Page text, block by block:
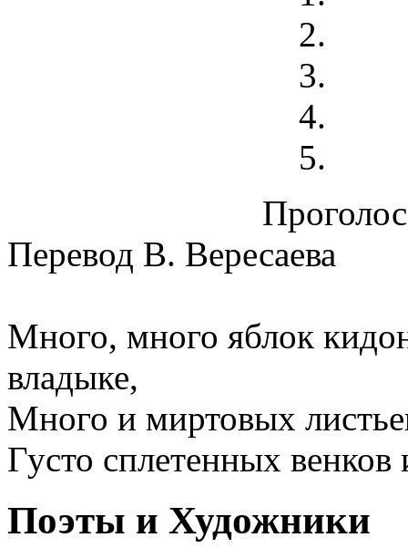
Перевод В. Вересаева
Много, много яблок
владыке,
Много и миртовых
Густо сплетенных
Поэты и Художники